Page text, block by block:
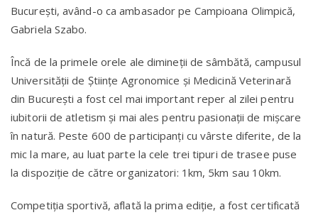
București, având-o ca ambasador pe Campioana Olimpică,
Gabriela Szabo.
Încă de la primele orele ale dimineții de sâmbătă, campusul
Universității de Științe Agronomice și Medicină Veterinară
din București a fost cel mai important reper al zilei pentru
iubitorii de atletism și mai ales pentru pasionații de mișcare
în natură. Peste 600 de participanți cu vârste diferite, de la
mic la mare, au luat parte la cele trei tipuri de trasee puse
la dispoziție de către organizatori: 1km, 5km sau 10km.
Competiția sportivă, aflată la prima ediție, a fost certificată